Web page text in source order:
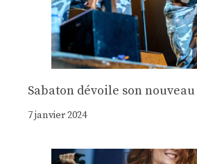
Sabaton dévoile son
7 janvier 2024